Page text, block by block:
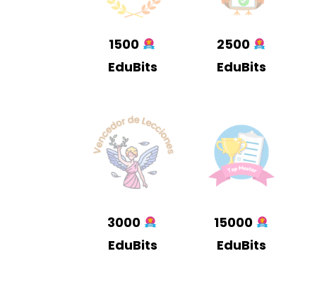
1500
EduBits
2500
EduBits
3000
EduBits
15000
EduBits